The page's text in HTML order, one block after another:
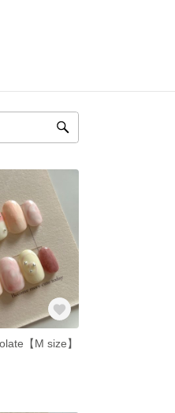
【M size】